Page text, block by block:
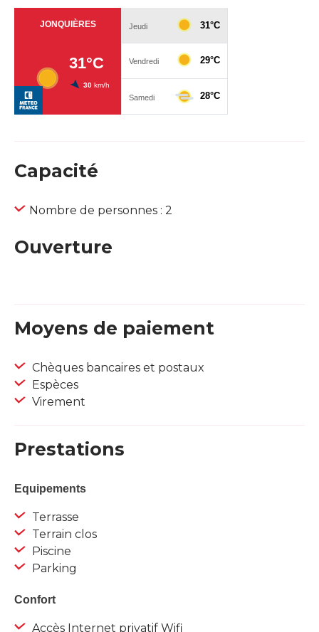
Capacité
Nombre de personnes : 2
Ouverture
Moyens de paiement
Chèques bancaires et postaux
Espèces
Virement
Prestations
Equipements
Terrasse
Terrain clos
Piscine
Parking
Confort
Accès Internet privatif Wifi